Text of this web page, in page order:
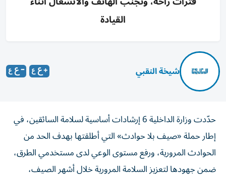
القيادة
شيخة النقبي
حدّدت وزارة الداخلية 6 إرشادات أساسية لسلامة السائقين، في
إطار حملة «صيف بلا حوادث» التي أطلقتها بهدف الحد من
الحوادث المرورية، ورفع مستوى الوعي لدى مستخدمي الطرق،
ضمن جهودها لتعزيز السلامة المرورية خلال أشهر الصيف،